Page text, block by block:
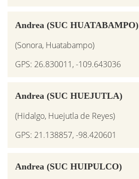
Andrea (SUC HUATABAMPO)
(Sonora, Huatabampo)
GPS: 26.830011, -109.643036
Andrea (SUC HUEJUTLA)
(Hidalgo, Huejutla de Reyes)
GPS: 21.138857, -98.420601
Andrea (SUC HUIPULCO)